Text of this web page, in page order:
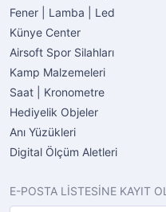
Fener | Lamba | Led
Künye Center
Airsoft Spor Silahları
Kamp Malzemeleri
Saat | Kronometre
Hediyelik Objeler
Anı Yüzükleri
Digital Ölçüm Aletleri
E-POSTA LİSTESİNE KAYIT OL